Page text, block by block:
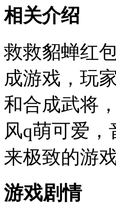
相关介绍
救救貂蝉红
成游戏，玩
和合成武将
风q萌可爱
来极致的游
游戏剧情